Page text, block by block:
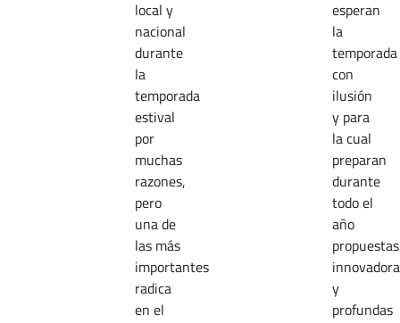
local y
nacional
durante
la
temporada
estival
por
muchas
razones,
pero
una de
las más
importantes
radica
en el
esperan
la
temporada
con
ilusión
y para
la cual
preparan
durante
todo el
año
propuestas
y
profundas